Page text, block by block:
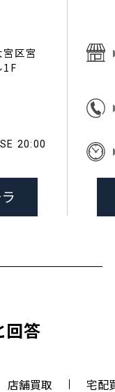
区宮
20:00
回答
店舗買取 宅配